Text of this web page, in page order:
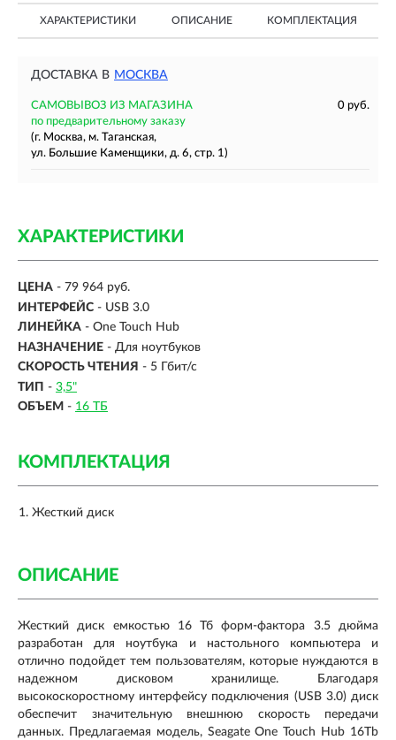
ХАРАКТЕРИСТИКИ ОПИСАНИЕ КОМПЛЕКТАЦИЯ
ДОСТАВКА В МОСКВА
САМОВЫВОЗ ИЗ МАГАЗИНА
0 руб.
по предварительному заказу
(г. Москва, м. Таганская,
ул. Большие Каменщики, д. 6, стр. 1)
ХАРАКТЕРИСТИКИ
ЦЕНА - 79 964 руб.
ИНТЕРФЕЙС - USB 3.0
ЛИНЕЙКА - One Touch Hub
НАЗНАЧЕНИЕ - Для ноутбуков
СКОРОСТЬ ЧТЕНИЯ - 5 Гбит/с
ТИП - 3,5"
ОБЪЕМ - 16 ТБ
КОМПЛЕКТАЦИЯ
Жесткий диск
ОПИСАНИЕ
Жесткий диск емкостью 16 Тб форм-фактора 3.5 дюйма
разработан для ноутбука и настольного компьютера и
отлично подойдет тем пользователям, которые нуждаются в
надежном дисковом хранилище. Благодаря
высокоскоростному интерфейсу подключения (USB 3.0) диск
обеспечит значительную внешнюю скорость передачи
данных. Предлагаемая модель, Seagate One Touch Hub 16Tb